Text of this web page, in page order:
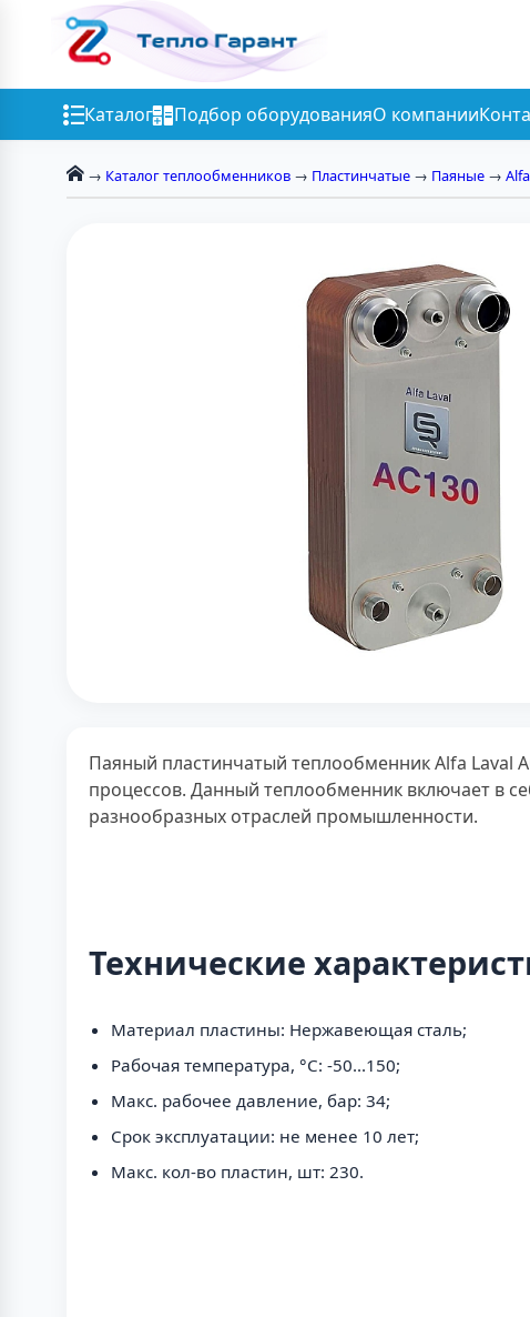
Каталог Подбор оборудованияО компании
→ Каталог теплообменников → Пластинчатые → Паяные →
Паяный пластинчатый теплообменник Alfa Laval
процессов. Данный теплообменник включает в
разнообразных отраслей промышленности.
Технические
Материал пластины: Нержавеющая сталь;
Рабочая температура, °C: -50...150;
Макс. рабочее давление, бар: 34;
Срок эксплуатации: не менее 10 лет;
Макс. кол-во пластин, шт: 230.